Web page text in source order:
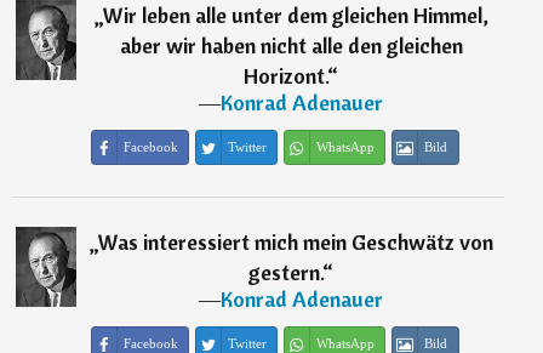
„Wir leben alle unter dem gleichen Himmel,
aber wir haben nicht alle den gleichen
Horizont.“
―Konrad Adenauer
Facebook Twitter WhatsApp Bild
„Was interessiert mich mein Geschwätz von
gestern.“
―Konrad Adenauer
Facebook Twitter WhatsApp Bild